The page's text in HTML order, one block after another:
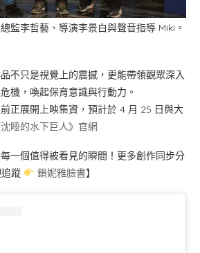
監李哲藝、導演李景白與聲音指導 Miki。
不只是視覺上的震撼，更能帶領觀眾深入
機，喚起保育意識與行動力。
正展開上映集資，預計於 4 月 25 日與大
沈睡的水下巨人》官網
每一個值得被看見的瞬間！更多創作同步分
蹤
鎖妮雅臉書】